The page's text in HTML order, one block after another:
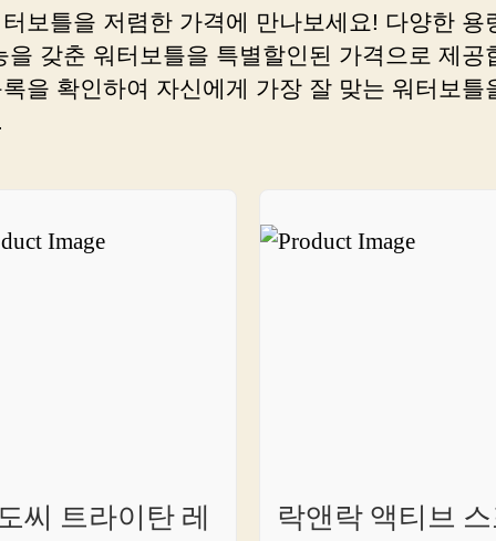
고
저
렴
하
워
에
모
보틀을 저렴한 가격에 만나보세요! 다양한 용
을 갖춘 워터보틀을 특별할인된 가격으로 제공
을 확인하여 자신에게 가장 잘 맞는 워터보틀
씨 트라이탄 레
락앤락 액티브